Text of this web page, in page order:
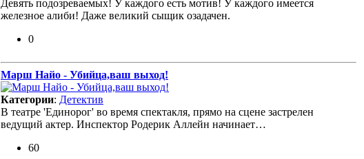
Девять подозреваемых! У каждого есть мотив! У каждого имеется
железное алиби! Даже великий сыщик озадачен.
0
Марш Найо - Убийца,ваш выход!
Категории: Детектив
В театре 'Единорог' во время спектакля, прямо на сцене застрелен
ведущий актер. Инспектор Родерик Аллейн начинает…
60